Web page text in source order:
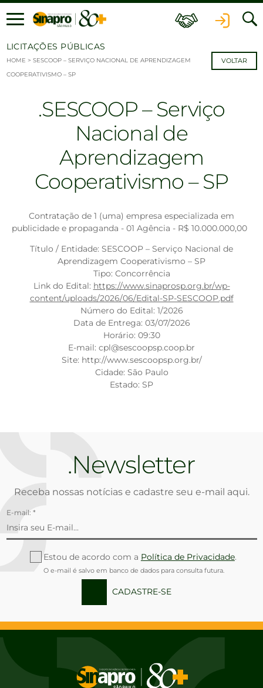
Ir para o conteúdo
LICITAÇÕES PÚBLICAS
HOME > SESCOOP – SERVIÇO NACIONAL DE APRENDIZAGEM
COOPERATIVISMO – SP
VOLTAR
SESCOOP – Serviço
Nacional de
Aprendizagem
Cooperativismo – SP
Contratação de 1 (uma) empresa especializada em
publicidade e propaganda - 01 Agência - R$ 10.000.000,00
Título / Entidade: SESCOOP – Serviço Nacional de
Aprendizagem Cooperativismo – SP
Tipo: Concorrência
Link do Edital: https://www.sinaprosp.org.br/wp-
content/uploads/2026/06/Edital-SP-SESCOOP.pdf
Número do Edital: 1/2026
Data de Entrega: 03/07/2026
Horário: 09:30
E-mail: cpl@sescoopsp.coop.br
Site: http://www.sescoopsp.org.br/
Cidade: São Paulo
Estado: SP
Newsletter
Receba nossas notícias e cadastre seu e-mail aqui.
E-mail: *
Estou de acordo com a Política de Privacidade.
O e-mail é salvo em banco de dados para consulta futura.
CADASTRE-SE